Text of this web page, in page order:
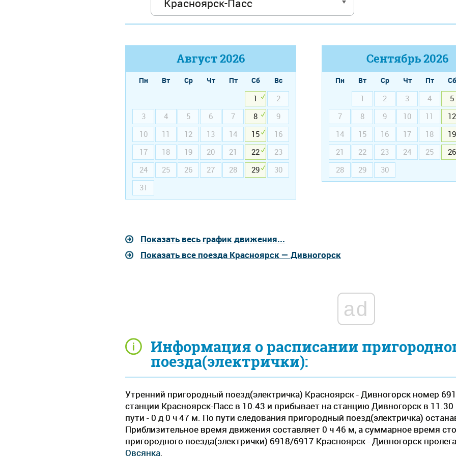
Информация о расписании
поезда(электрички):
Утренний пригородный поезд(электричка) Красноярск - Дивногорск номер
станции Красноярск-Пасс в 10.43 и прибывает на станцию Дивногорск в
пути - 0 д 0 ч 47 м. По пути следования пригородный поезд(электричка)
Приблизительное время движения составляет 0 ч 46 м, а суммарное время
пригородного поезда(электрички) 6918/6917 Красноярск - Дивногорск
Овсянка.
Август2026
Пн Вт Ср Чт Пт Сб
Вс
1
2
3
4 5 6 7 8
9
10
11 12 13 14 15
16
17
18 19 20 21 22
23
24
25 26 27 28 29
30
31
Сентябрь2026
Пн Вт Ср Чт Пт Сб
1
2 3 4 5
7
8 9 10 11 12
14
15 16 17 18 19
21
22 23 24 25 26
28
29 30
Показать весь график движения...
Показать все поезда Красноярск — Дивногорск
ad